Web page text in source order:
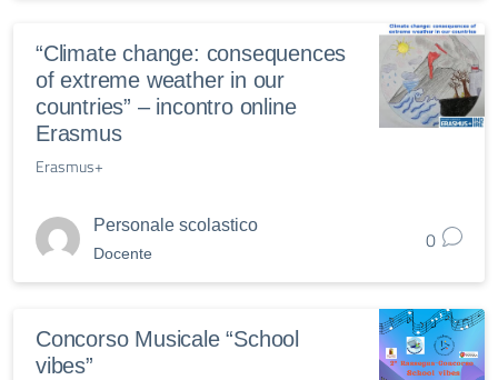
“Climate change: consequences
of extreme weather in our
countries” – incontro online
Erasmus
Erasmus+
Personale scolastico
Docente 0
Concorso Musicale “School
vibes”